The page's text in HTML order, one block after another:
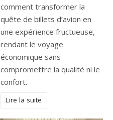
comment transformer la
quête de billets d’avion en
une expérience fructueuse,
rendant le voyage
économique sans
compromettre la qualité ni le
confort.
Lire la suite